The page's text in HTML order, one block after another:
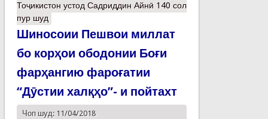
Тоҷикистон устод Садриддин Айнӣ 140 сол
пур шуд
Шиносоии Пешвои миллат
бо корҳои ободонии Боғи
фарҳангию фароғатии
“Дӯстии халқҳо”- и пойтахт
Чоп шуд: 11/04/2018